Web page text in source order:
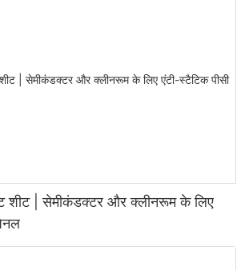
शीट | सेमीकंडक्टर और क्लीनरूम के लिए